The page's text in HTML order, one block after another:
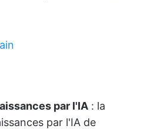
par l'IA : la
par l'IA de